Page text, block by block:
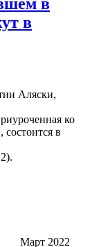
в
в
ко
в
Март 2022